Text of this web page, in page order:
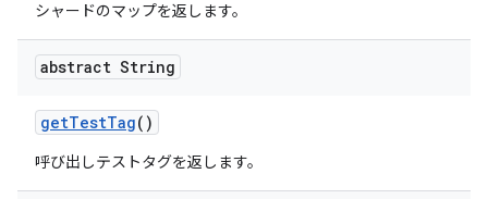
シャードのマップを返します。
abstract String
getTestTag()
呼び出しテストタグを返します。